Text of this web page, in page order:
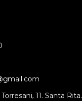
11. Santa